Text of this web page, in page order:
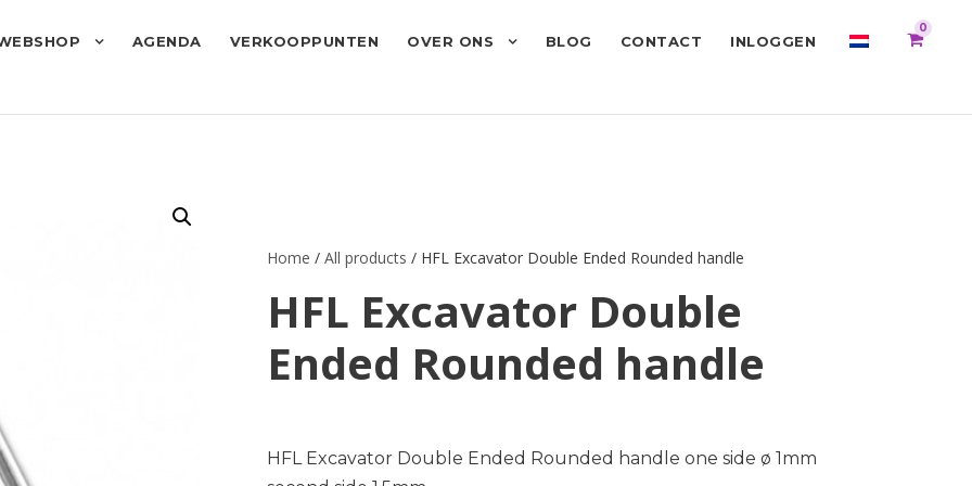
AGENDA VERKOOPPUNTEN OVER ONS BLOG CONTACT INLOGGEN
0
Home / All products / HFL Excavator Double Ended Rounded handle
HFL Excavator Double
Ended Rounded handle
HFL Excavator Double Ended Rounded handle one side ø 1mm